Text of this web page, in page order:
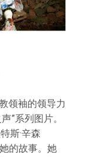
领袖的领导力
”系列图片。
斯·辛森
的故事。她